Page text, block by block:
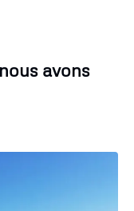
avons